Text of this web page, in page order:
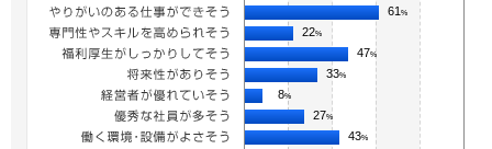
61 %
22%
47%
33%
8%
27%
43%